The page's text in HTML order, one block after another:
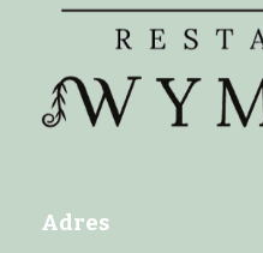
Adres